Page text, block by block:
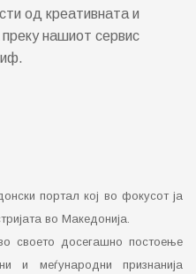
од креативната и
преку нашиот сервис
портал кој во фокусот ја
во Македонија.
своето досегашно постоење
и меѓународни признанија